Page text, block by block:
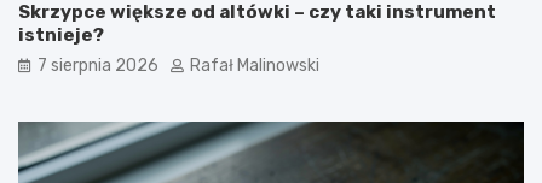
Skrzypce większe od altówki – czy taki instrument
istnieje?
7 sierpnia 2026 Rafał Malinowski